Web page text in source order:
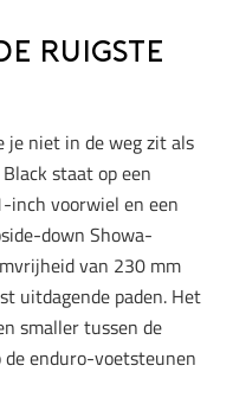
ruigste
je niet in de weg zit als
staat op een
inch voorwiel en een
down Showa-
van 230 mm
uitdagende paden. Het
smaller tussen de
de enduro-voetsteunen